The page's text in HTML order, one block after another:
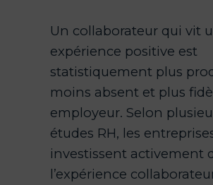
Un collaborateur qui vit
expérience positive est
statistiquement plus
moins absent et plus
employeur. Selon
études RH, les
investissent activement
l’expérience